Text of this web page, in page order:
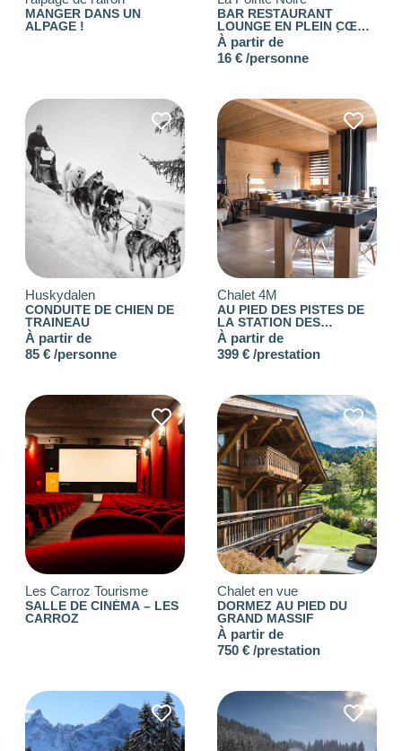
MANGER DANS UN
ALPAGE !
BAR RESTAURANT
LOUNGE EN PLEIN CŒUR
DES CARROZ D’ARÂCHES
À partir de
16 € /personne
Huskydalen
CONDUITE DE CHIEN DE
TRAINEAU
À partir de
85 € /personne
Chalet 4M
AU PIED DES PISTES DE
LA STATION DES
CARROZ
À partir de
399 € /prestation
Les Carroz Tourisme
SALLE DE CINÉMA – LES
CARROZ
Chalet en vue
DORMEZ AU PIED DU
GRAND MASSIF
À partir de
750 € /prestation
-1— 8000
Les
filtres.
BUDGET PAR
PERSONNE
NOTE
NOMBRE DE
PERSONNES
0—15001
OUVERTURE
Choisir
CONSEILLÉ
POUR